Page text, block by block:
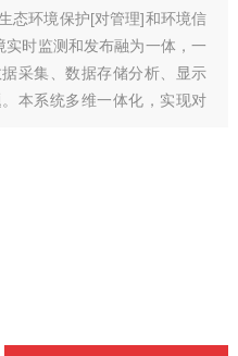
态环境保护[对管理]和环境信
时监测和发布融为一体，一
采集、数据存储分析、显示
本系统多维一体化，实现对
测。